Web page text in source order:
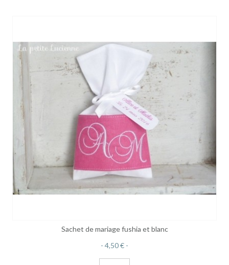
Sachet de mariage fushia et blanc
4,50 €